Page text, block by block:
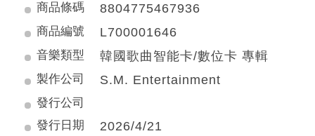
商品條碼 8804775467936
商品編號 L700001646
音樂類型 韓國歌曲智能卡/數位卡 專輯
製作公司 S.M. Entertainment
發行公司
發行日期
2026/4/21